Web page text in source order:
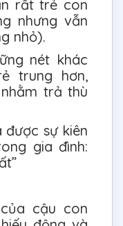
rất trẻ con
nhưng vẫn
nhỏ).
nét khác
trung hơn,
trả thù
sự kiên
gia đình:
cậu con